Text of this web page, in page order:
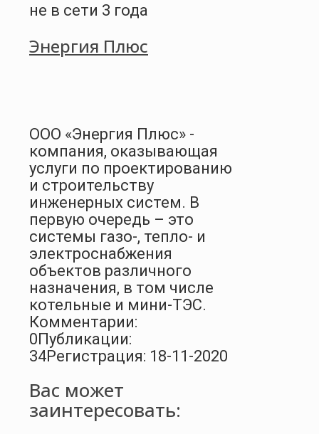
не в сети 3 года
Энергия Плюс
ООО «Энергия Плюс» -
компания, оказывающая
услуги по проектированию
и строительству
инженерных систем. В
первую очередь – это
системы газо-, тепло- и
электроснабжения
объектов различного
назначения, в том числе
котельные и мини-ТЭС.
Комментарии:
0Публикации:
34Регистрация: 18-11-2020
Вас может
заинтересовать: